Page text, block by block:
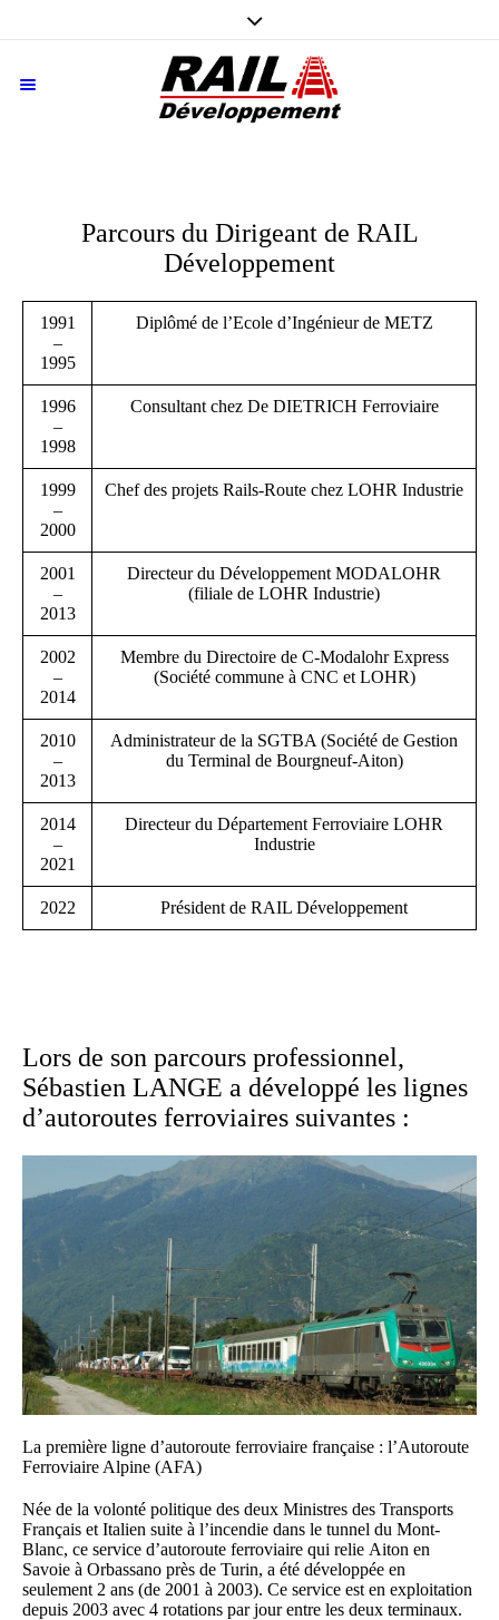
Parcours du Dirigeant de RAIL
Développement
1991
–
1995
Diplômé de l’Ecole d’Ingénieur de METZ
1996
–
1998
Consultant chez De DIETRICH Ferroviaire
1999
–
2000
Chef des projets Rails-Route chez LOHR Industrie
2001
–
2013
Directeur du Développement MODALOHR
(filiale de LOHR Industrie)
2002
–
2014
Membre du Directoire de C-Modalohr Express
(Société commune à CNC et LOHR)
2010
–
2013
Administrateur de la SGTBA (Société de Gestion
du Terminal de Bourgneuf-Aiton)
2014
–
2021
Directeur du Département Ferroviaire LOHR
Industrie
2022 Président de RAIL Développement
Lors de son parcours professionnel,
Sébastien LANGE a développé les lignes
d’autoroutes ferroviaires suivantes :
La première ligne d’autoroute ferroviaire française : l’Autoroute
Ferroviaire Alpine (AFA)
Née de la volonté politique des deux Ministres des Transports
Français et Italien suite à l’incendie dans le tunnel du Mont-
Blanc, ce service d’autoroute ferroviaire qui relie Aiton en
Savoie à Orbassano près de Turin, a été développée en
seulement 2 ans (de 2001 à 2003). Ce service est en exploitation
depuis 2003 avec 4 rotations par jour entre les deux terminaux.